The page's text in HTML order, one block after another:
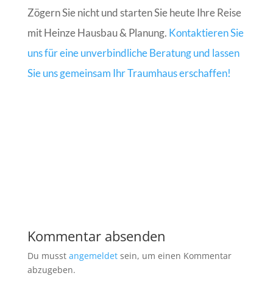
Zögern Sie nicht und starten Sie heute Ihre Reise
mit Heinze Hausbau & Planung. Kontaktieren Sie
uns für eine unverbindliche Beratung und lassen
Sie uns gemeinsam Ihr Traumhaus erschaffen!
Kommentar absenden
Du musst angemeldetsein, um einen Kommentar
abzugeben.